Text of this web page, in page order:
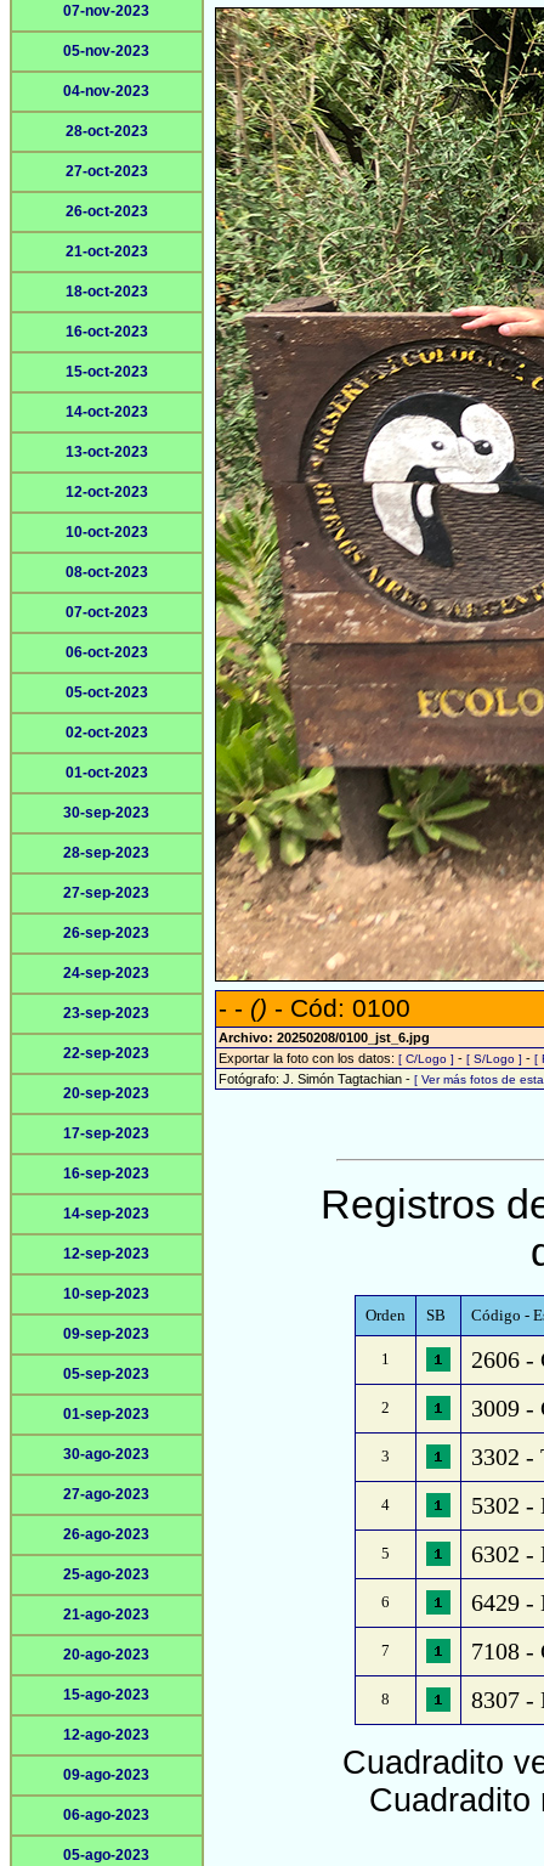
07-nov-2023
05-nov-2023
04-nov-2023
28-oct-2023
27-oct-2023
26-oct-2023
21-oct-2023
18-oct-2023
16-oct-2023
15-oct-2023
14-oct-2023
13-oct-2023
12-oct-2023
10-oct-2023
08-oct-2023
07-oct-2023
06-oct-2023
05-oct-2023
02-oct-2023
01-oct-2023
30-sep-2023
28-sep-2023
27-sep-2023
26-sep-2023
24-sep-2023
23-sep-2023
22-sep-2023
20-sep-2023
17-sep-2023
16-sep-2023
14-sep-2023
12-sep-2023
10-sep-2023
09-sep-2023
05-sep-2023
01-sep-2023
30-ago-2023
27-ago-2023
26-ago-2023
25-ago-2023
21-ago-2023
20-ago-2023
15-ago-2023
12-ago-2023
09-ago-2023
06-ago-2023
05-ago-2023
- - () - Cód: 0100
Archivo: 20250208/0100_jst_6.jpg
Exportar la foto con los datos: [ C/Logo ] - [ S/Logo ] - [
Fotógrafo: J. Simón Tagtachian - [ Ver más fotos de
Registros
Orden SB Código -
1 2606 -
2 3009 -
3 3302 -
4 5302 -
5 6302 -
6 6429 -
7 7108 -
8 8307 -
Cuadradito
Cuadradito